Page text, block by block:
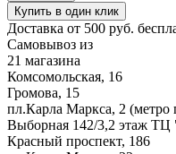
Купить в один клик
Доставка от 500 руб.
Самовывоз из
21 магазина
Комсомольская, 16
Громова, 15
пл.Карла Маркса, 2 (метро
Выборная 142/3,2 этаж ТЦ
Красный проспект, 186